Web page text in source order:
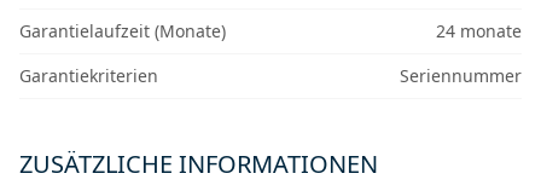
Garantielaufzeit (Monate)
24 monate
Garantiekriterien
Seriennummer
ZUSÄTZLICHE INFORMATIONEN